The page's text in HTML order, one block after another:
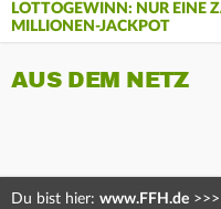
LOTTOGEWINN: NUR EINE
MILLIONEN-JACKPOT
AUS DEM NETZ
Du bist hier: www.FFH.de >>>